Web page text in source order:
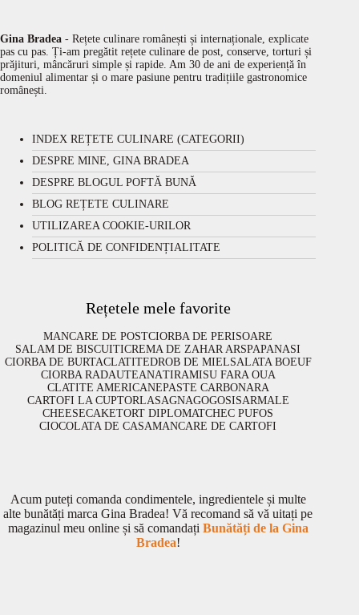
Gina Bradea - Rețete culinare românești și internaționale, explicate
pas cu pas. Ți-am pregătit rețete culinare de post, conserve, torturi și
prăjituri, mâncăruri simple și rapide. Am 30 de ani de experiență în
domeniul alimentar și o mare pasiune pentru tradițiile gastronomice
românești.
INDEX REȚETE CULINARE (CATEGORII)
DESPRE MINE, GINA BRADEA
DESPRE BLOGUL POFTĂ BUNĂ
BLOG REȚETE CULINARE
UTILIZAREA COOKIE-URILOR
POLITICĂ DE CONFIDENȚIALITATE
Rețetele mele favorite
MANCARE DE POSTCIORBA DE PERISOARE
SALAM DE BISCUITICREMA DE ZAHAR ARSPAPANASI
CIORBA DE BURTACLATITEDROB DE MIELSALATA BOEUF
CIORBA RADAUTEANATIRAMISU FARA OUA
CLATITE AMERICANEPASTE CARBONARA
CARTOFI LA CUPTORLASAGNAGOGOSISARMALE
CHEESECAKETORT DIPLOMATCHEC PUFOS
CIOCOLATA DE CASAMANCARE DE CARTOFI
Acum puteți comanda condimentele, ingredientele și multe
alte bunătăți marca Gina Bradea! Vă recomand să vă uitați pe
magazinul meu online și să comandați Bunătăți de la Gina
Bradea!